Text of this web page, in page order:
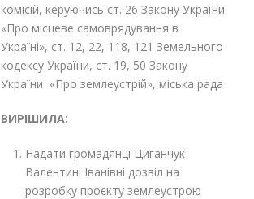
комісій, керуючись ст. 26 Закону України
«Про місцеве самоврядування в
Україні», ст. 12, 22, 118, 121 Земельного
кодексу України, ст. 19, 50 Закону
України «Про землеустрій», міська рада
ВИРІШИЛА:
Надати громадянці Циганчук
Валентині Іванівні дозвіл на
розробку проєкту землеустрою